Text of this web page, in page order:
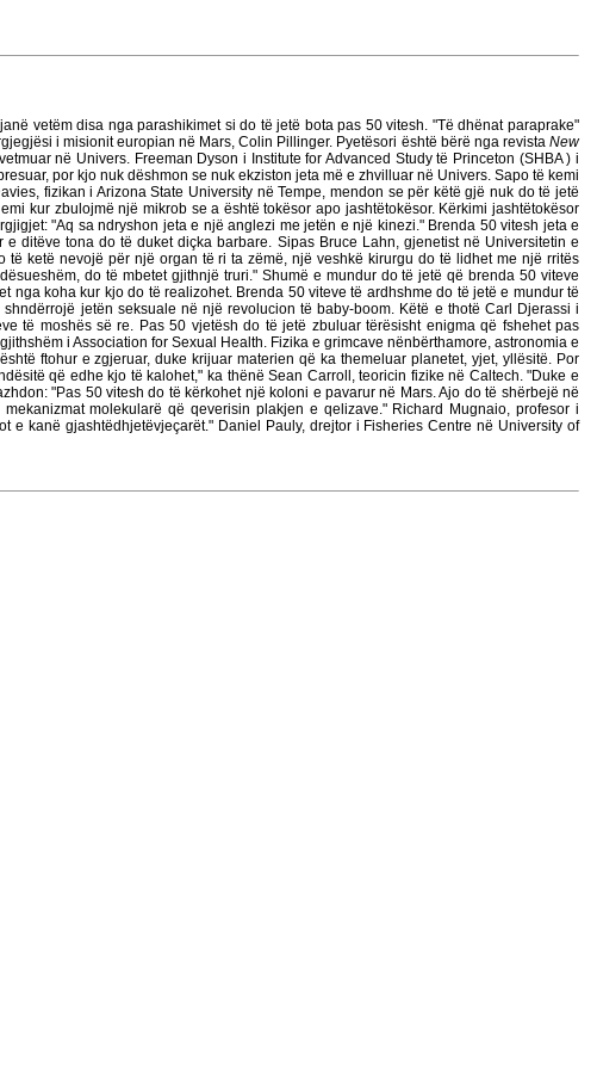
vetëm disa nga parashikimet si do të jetë bota pas 50 vitesh. "Të dhënat paraprake"
i misionit europian në Mars, Colin Pillinger. Pyetësori është bërë nga revistaNew
në Univers. Freeman Dyson i Institute for Advanced Study të Princeton (SHBA ) i
por kjo nuk dëshmon se nuk ekziston jeta më e zhvilluar në Univers. Sapo të kemi
fizikan i Arizona State University në Tempe, mendon se për këtë gjë nuk do të jetë
kur zbulojmë një mikrob se a është tokësor apo jashtëtokësor. Kërkimi jashtëtokësor
"Aq sa ndryshon jeta e një anglezi me jetën e një kinezi." Brenda 50 vitesh jeta e
ditëve tona do të duket diçka barbare. Sipas Bruce Lahn, gjenetist në Universitetin e
ketë nevojë për një organ të ri ta zëmë, një veshkë kirurgu do të lidhet me një rritës
do të mbetet gjithnjë truri." Shumë e mundur do të jetë që brenda 50 viteve
koha kur kjo do të realizohet. Brenda 50 viteve të ardhshme do të jetë e mundur të
jetën seksuale në një revolucion të baby-boom. Këtë e thotë Carl Djerassi i
të moshës së re. Pas 50 vjetësh do të jetë zbuluar tërësisht enigma që fshehet pas
i Association for Sexual Health. Fizika e grimcave nënbërthamore, astronomia e
ftohur e zgjeruar, duke krijuar materien që ka themeluar planetet, yjet, yllësitë. Por
që edhe kjo të kalohet," ka thënë Sean Carroll, teoricin fizike në Caltech. "Duke e
"Pas 50 vitesh do të kërkohet një koloni e pavarur në Mars. Ajo do të shërbejë në
molekularë që qeverisin plakjen e qelizave." Richard Mugnaio, profesor i
kanë gjashtëdhjetëvjeçarët." Daniel Pauly, drejtor i Fisheries Centre në University of